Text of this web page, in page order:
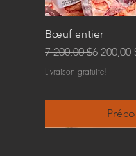
Bœuf entier
Prix original
7 200,00 $
Prix promotionnel
6 200,00
Livraison gratuite!